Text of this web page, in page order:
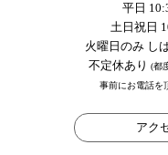
平日
土日祝日
火曜日のみ し
不定休あり (都
事前にお電話を
アク